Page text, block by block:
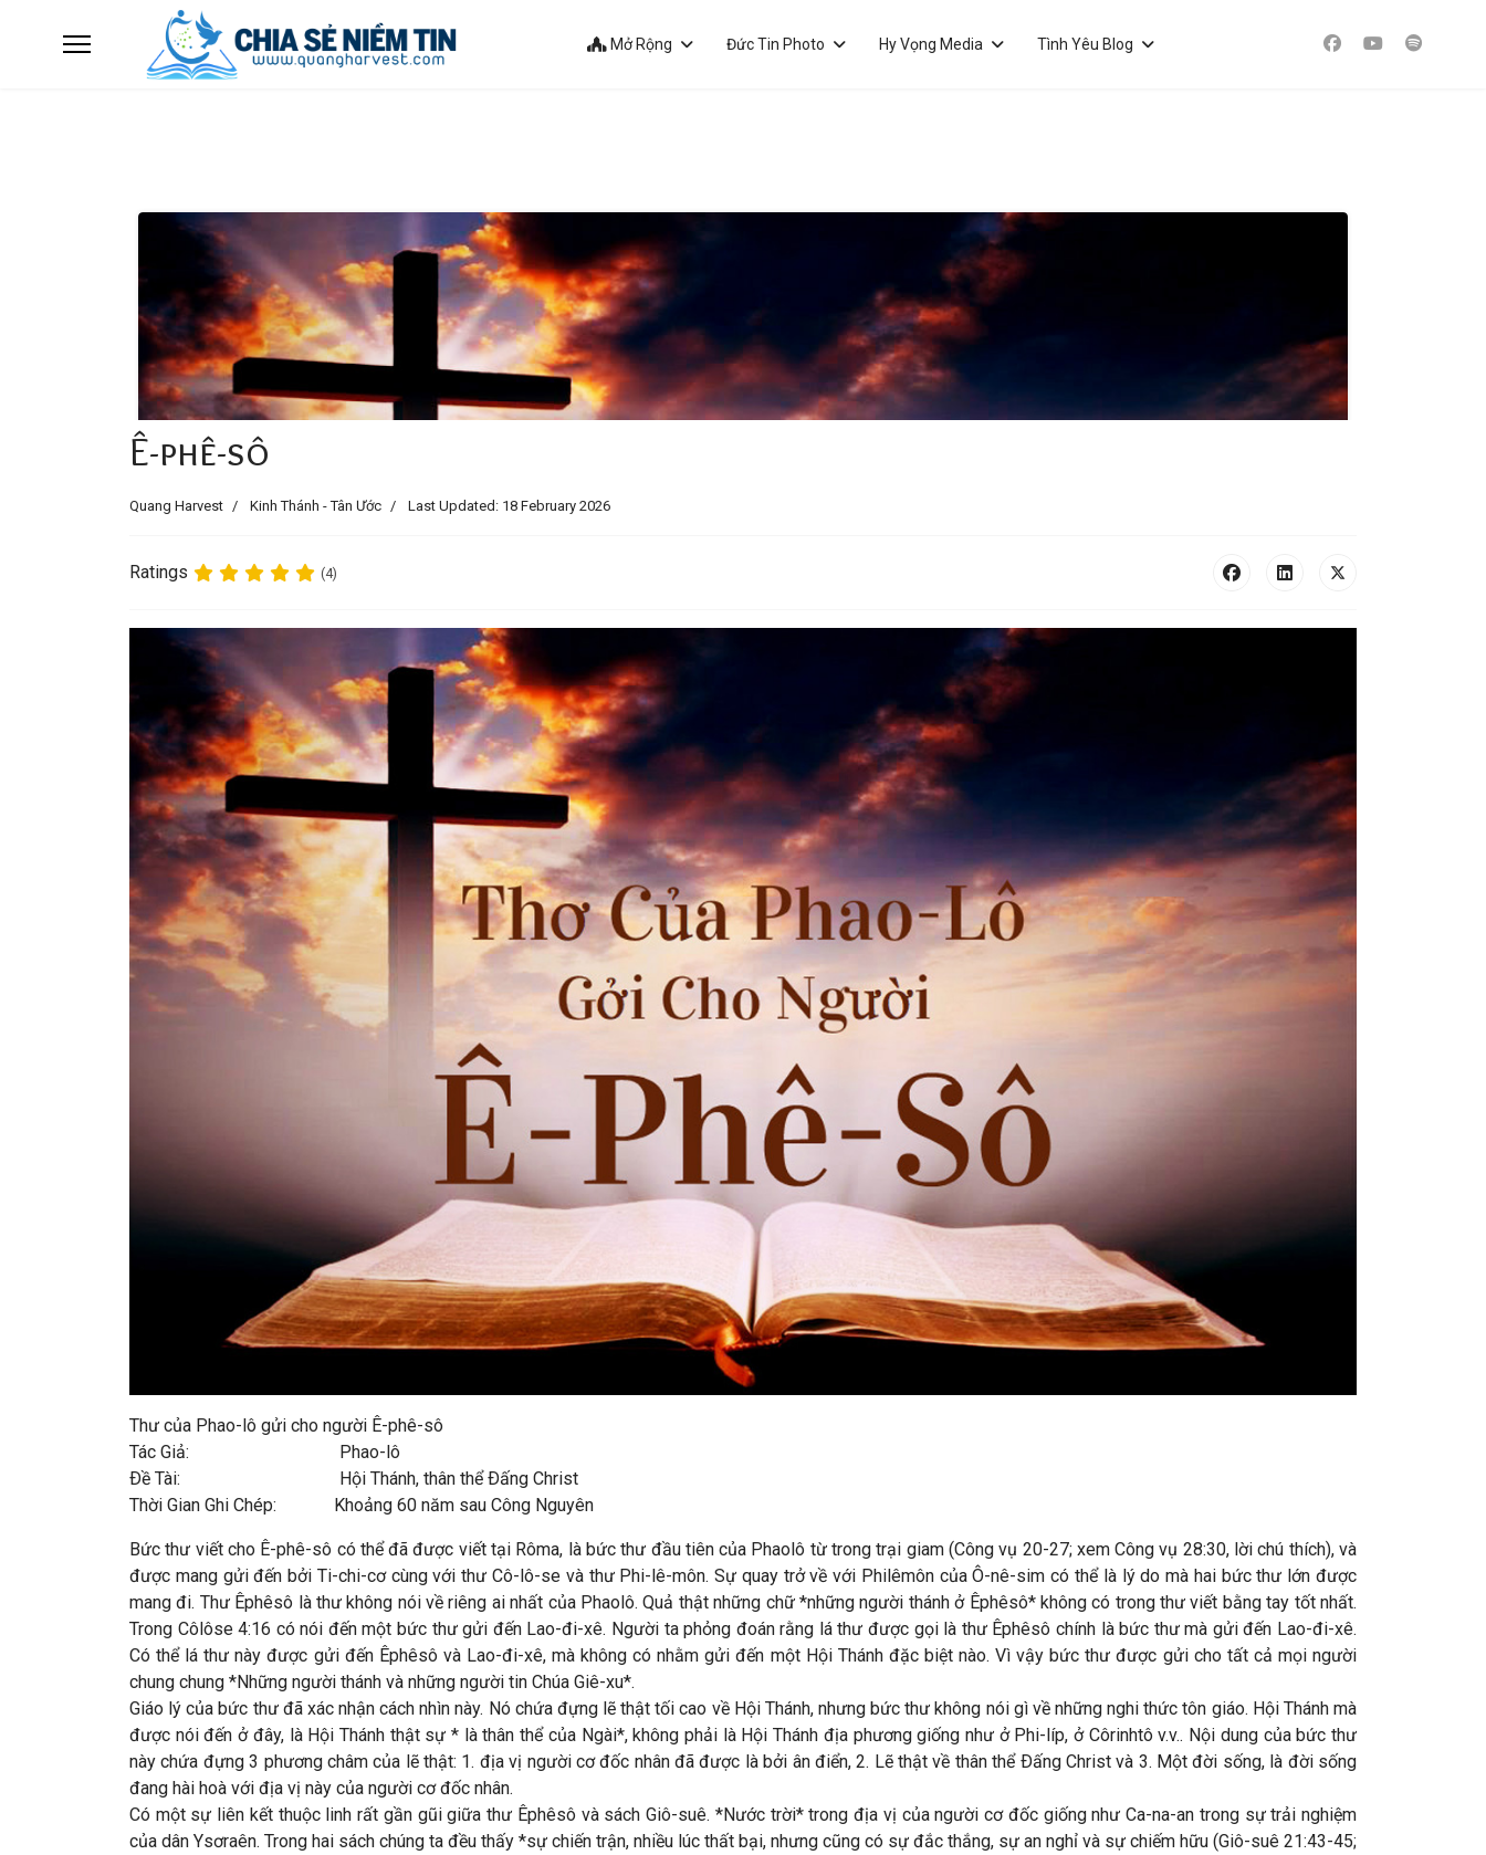
Mở Rộng Đức Tin Photo Hy Vọng Media Tình Yêu Blog
Ê-phê-sô
Quang Harvest Kinh Thánh - Tân Ước Last Updated: 18 February 2026
Ratings (4)
Thư của Phao-lô gửi cho người Ê-phê-sô
Tác Giả: Phao-lô
Ðề Tài: Hội Thánh, thân thể Ðấng Christ
Thời Gian Ghi Chép: Khoảng 60 năm sau Công Nguyên
Bức thư viết cho Ê-phê-sô có thể đã được viết tại Rôma, là bức thư đầu tiên của Phaolô từ trong trại giam (Công vụ 20-27; xem Công vụ 28:30, lời chú thích), và
được mang gửi đến bởi Ti-chi-cơ cùng với thư Cô-lô-se và thư Phi-lê-môn. Sự quay trở về với Philêmôn của Ô-nê-sim có thể là lý do mà hai bức thư lớn được
mang đi. Thư Êphêsô là thư không nói về riêng ai nhất của Phaolô. Quả thật những chữ *những người thánh ở Êphêsô* không có trong thư viết bằng tay tốt nhất.
Trong Côlôse 4:16 có nói đến một bức thư gửi đến Lao-đi-xê. Người ta phỏng đoán rằng lá thư được gọi là thư Êphêsô chính là bức thư mà gửi đến Lao-đi-xê.
Có thể lá thư này được gửi đến Êphêsô và Lao-đi-xê, mà không có nhằm gửi đến một Hội Thánh đặc biệt nào. Vì vậy bức thư được gửi cho tất cả mọi người
chung chung *Những người thánh và những người tin Chúa Giê-xu*.
Giáo lý của bức thư đã xác nhận cách nhìn này. Nó chứa đựng lẽ thật tối cao về Hội Thánh, nhưng bức thư không nói gì về những nghi thức tôn giáo. Hội Thánh mà
được nói đến ở đây, là Hội Thánh thật sự * là thân thể của Ngài*, không phải là Hội Thánh địa phương giống như ở Phi-líp, ở Côrinhtô v.v.. Nội dung của bức thư
này chứa đựng 3 phương châm của lẽ thật: 1. địa vị người cơ đốc nhân đã được là bởi ân điển, 2. Lẽ thật về thân thể Ðấng Christ và 3. Một đời sống, là đời sống
đang hài hoà với địa vị này của người cơ đốc nhân.
Có một sự liên kết thuộc linh rất gần gũi giữa thư Êphêsô và sách Giô-suê. *Nước trời* trong địa vị của người cơ đốc giống như Ca-na-an trong sự trải nghiệm
của dân Ysơraên. Trong hai sách chúng ta đều thấy *sự chiến trận, nhiều lúc thất bại, nhưng cũng có sự đắc thắng, sự an nghỉ và sự chiếm hữu (Giô-suê 21:43-45;